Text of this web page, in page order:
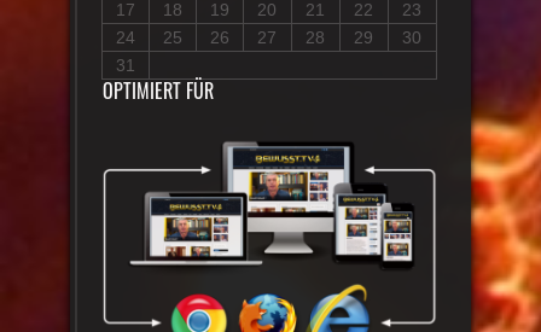
17
18 19 20 21 22
23
24
25 26 27 28 29
30
31
OPTIMIERT FÜR